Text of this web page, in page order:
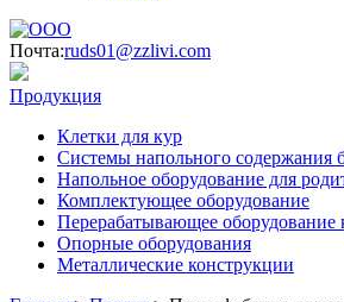
Почта:ruds01@zzlivi.com
Продукция
Клетки для кур
Системы напольного содержания
Напольное оборудование для
Комплектующее оборудование
Перерабатывающее оборудование
Опорные оборудования
Металлические конструкции